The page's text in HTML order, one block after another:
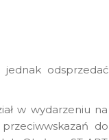
jednak odsprzedać
w wydarzeniu na
do